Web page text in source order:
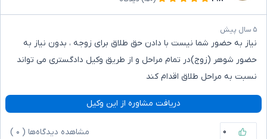
۵ سال پیش
نیاز به حضور شما نیست با دادن حق طلاق برای زوجه ، بدون نیاز به
حضور شوهر (زوج)در تمام مراحل و از طریق وکیل دادگستری می تواند
نسبت به مراحل طلاق اقدام کند
دریافت مشاوره از این وکیل
۰ مشاهده دیدگاه‌ها ( ۰